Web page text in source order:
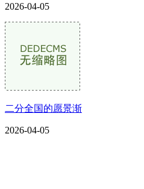
2026-04-05
二分全国的愿景渐
2026-04-05